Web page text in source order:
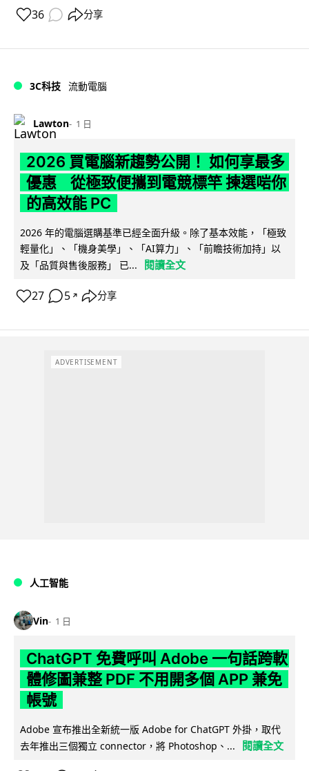
36 分享
3C科技 流動電腦
Lawton 1 日
2026 買電腦新趨勢公開！ 如何享最多
優惠 從極致便攜到電競標竿 揀選啱你
的高效能 PC
2026 年的電腦選購基準已經全面升級。除了基本效能，「極致
輕量化」、「機身美學」、「AI算力」、「前瞻技術加持」以
及「品質與售後服務」 已...
閱讀全文
27 5 ↗ 分享
ADVERTISEMENT
人工智能
Vin 1 日
ChatGPT 免費呼叫 Adobe 一句話跨軟
體修圖兼整 PDF 不用開多個 APP 兼免
帳號
Adobe 宣布推出全新統一版 Adobe for ChatGPT 外掛，取代
去年推出三個獨立 connector，將 Photoshop、...
閱讀全文